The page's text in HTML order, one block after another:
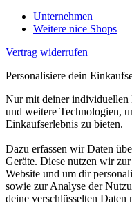
Unternehmen
Weitere nice Shops
Vertrag widerrufen
Personalisiere dein
Nur mit deiner
und weitere Technologien,
Einkaufserlebnis zu bieten.
Dazu erfassen wir Daten
Geräte. Diese nutzen wir
Website und um dir
sowie zur Analyse der
deine verschlüsselten